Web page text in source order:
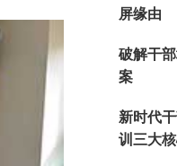
屏缘由
破解干
案
新时代
训三大